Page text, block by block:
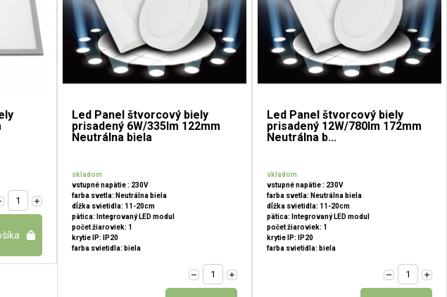
Led Panel štvorcový biely
prisadený 6W/335lm 122mm
Neutrálna biela
skladom
vstupné napätie : 230V
farba svetla: Neutrálna biela
dĺžka svietidla: 11-20cm
pätica: Integrovaný LED modul
počet žiaroviek: 1
krytie IP: IP20
farba svietidla: biela
Led Panel štvorcový biely
prisadený 12W/780lm 172mm
Neutrálna b...
skladom
vstupné napätie : 230V
farba svetla: Neutrálna biela
dĺžka svietidla: 11-20cm
pätica: Integrovaný LED modul
počet žiaroviek: 1
krytie IP: IP20
farba svietidla: biela